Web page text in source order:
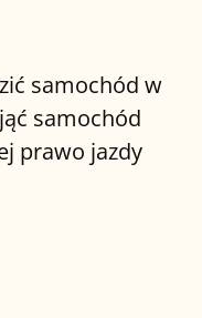
samochód w
samochód
prawo jazdy